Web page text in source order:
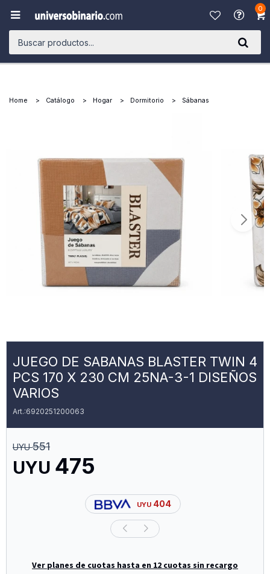
0

Home Catálogo Hogar Dormitorio Sábanas
JUEGO DE SABANAS BLASTER TWIN 4
PCS 170 X 230 CM 25NA-3-1 DISEÑOS
VARIOS
6920251200063
UYU 475
UYU 551
UYU 404
Ver planes de cuotas hasta en 12 cuotas sin recargo